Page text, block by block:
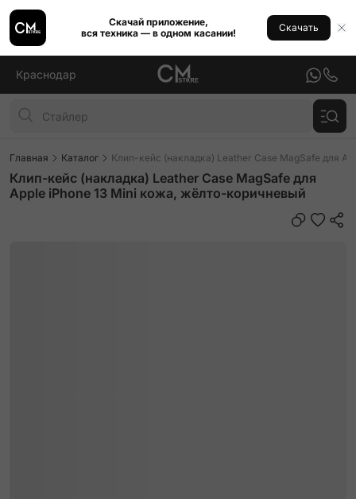
Скачай приложение,
вся техника — в одном касании!
Скачать
Краснодар
Главная Каталог Клип-кейс (накладка) Leather Case MagSafe для
Клип-кейс (накладка) Leather Case MagSafe для
Apple iPhone 13 Mini кожа, жёлто-коричневый